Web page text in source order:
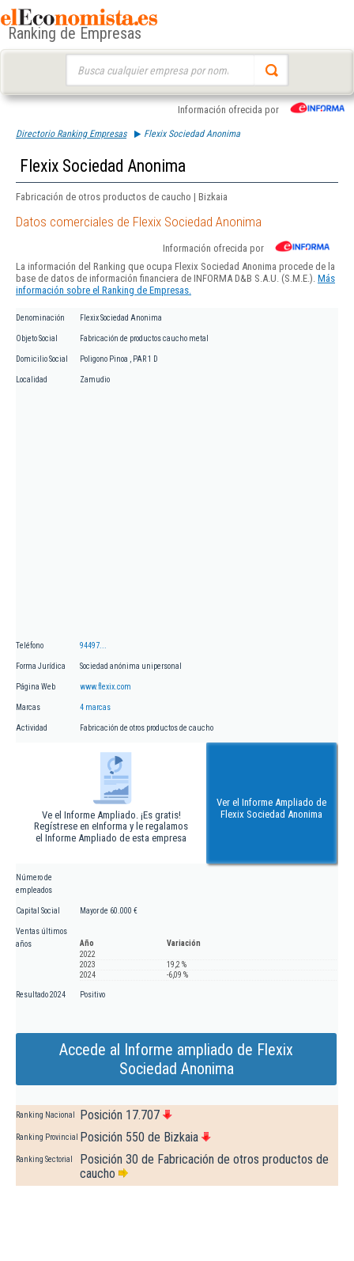
Ranking de Empresas
Información ofrecida por
Directorio Ranking Empresas Flexix Sociedad Anonima
Flexix Sociedad Anonima
Fabricación de otros productos de caucho | Bizkaia
Datos comerciales de Flexix Sociedad Anonima
Información ofrecida por
La información del Ranking que ocupa Flexix Sociedad Anonima procede de la
base de datos de información financiera de INFORMA D&B S.A.U. (S.M.E.). Más
información sobre el Ranking de Empresas.
Denominación Flexix Sociedad Anonima
Objeto Social Fabricación de productos caucho metal
Domicilio Social Poligono Pinoa , PAR 1 D
Localidad Zamudio
Teléfono 94497...
Forma Jurídica Sociedad anónima unipersonal
Página Web www.flexix.com
Marcas 4 marcas
Actividad Fabricación de otros productos de caucho
Ve el Informe Ampliado. ¡Es gratis!
Regístrese en eInforma y le regalamos
el Informe Ampliado de esta empresa
Ver el Informe Ampliado de
Flexix Sociedad Anonima
Número de
empleados
Capital Social Mayor de 60.000 €
Ventas últimos
años
Año
Variación
2022
2023
19,2 %
2024
-6,09 %
Resultado 2024 Positivo
Accede al Informe ampliado de Flexix
Sociedad Anonima
Ranking Nacional Posición 17.707
Ranking Provincial Posición 550 de Bizkaia
Ranking Sectorial
Posición 30 de Fabricación de otros productos de
caucho